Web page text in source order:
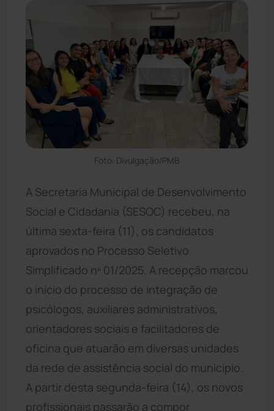
Foto: Divulgação/PMB
A Secretaria Municipal de Desenvolvimento
Social e Cidadania (SESOC) recebeu, na
última sexta-feira (11), os candidatos
aprovados no Processo Seletivo
Simplificado nº 01/2025. A recepção marcou
o início do processo de integração de
psicólogos, auxiliares administrativos,
orientadores sociais e facilitadores de
oficina que atuarão em diversas unidades
da rede de assistência social do município.
A partir desta segunda-feira (14), os novos
profissionais passarão a compor